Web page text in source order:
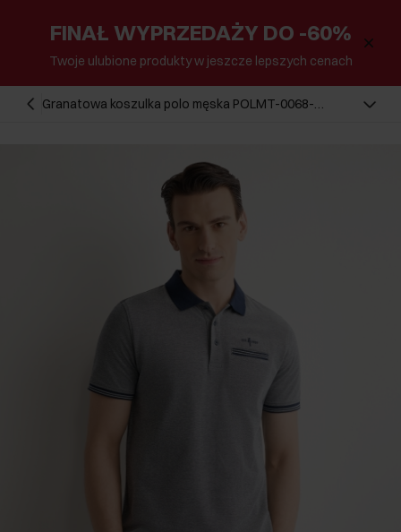
FINAŁ WYPRZEDAŻY DO -60%
Twoje ulubione produkty w jeszcze lepszych cenach
Granatowa koszulka polo męska POLMT-0068-